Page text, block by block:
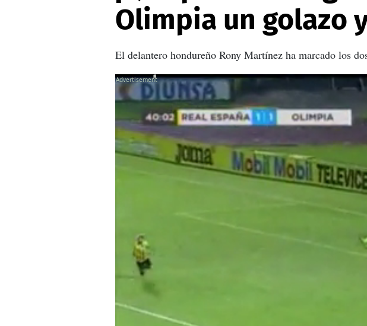
Olimpia un golazo
El delantero hondureño Rony Martínez ha marcado los
X